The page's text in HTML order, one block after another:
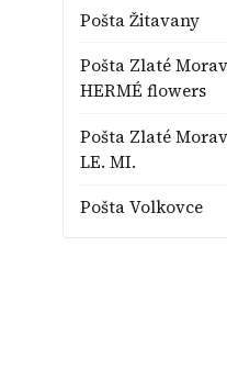
Pošta Žitavany
Pošta Zlaté
HERMÉ flowers
Pošta Zlaté
LE. MI.
Pošta Volkovce